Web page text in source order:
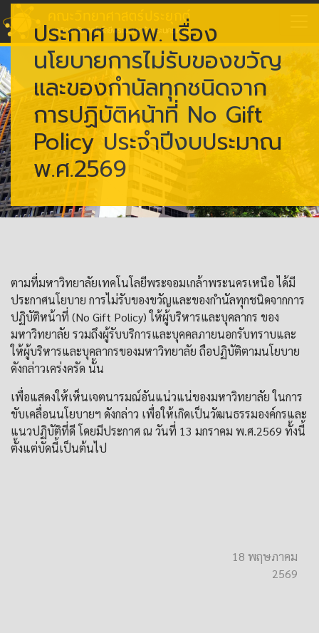
ประกาศ มจพ. เรื่อง
นโยบายการไม่รับของขวัญ
และของกำนัลทุกชนิดจาก
การปฏิบัติหน้าที่ No Gift
Policy ประจำปีงบประมาณ
พ.ศ.2569
ตามที่มหาวิทยาลัยเทคโนโลยีพระจอมเกล้าพระนครเหนือ ได้มี
ประกาศนโยบาย การไม่รับของขวัญและของกำนัลทุกชนิดจากการ
ปฏิบัติหน้าที่ (No Gift Policy) ให้ผู้บริหารและบุคลากร ของ
มหาวิทยาลัย รวมถึงผู้รับบริการและบุคคลภายนอกรับทราบและ
ให้ผู้บริหารและบุคลากรของมหาวิทยาลัย ถือปฏิบัติตามนโยบาย
ดังกล่าวเคร่งครัด นั้น
เพื่อแสดงให้เห็นเจตนารมณ์อันแน่วแน่ของมหาวิทยาลัย ในการ
ขับเคลื่อนนโยบายฯ ดังกล่าว เพื่อให้เกิดเป็นวัฒนธรรมองค์กรและ
แนวปฏิบัติที่ดี โดยมีประกาศ ณ วันที่ 13 มกราคม พ.ศ.2569 ทั้งนี้
ตั้งแต่บัดนี้เป็นต้นไป
18 พฤษภาคม
2569